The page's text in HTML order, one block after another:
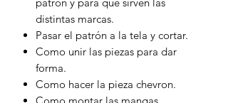
distintas marcas.
Pasar el patrón a la tela y cortar.
Como unir las piezas para dar
forma.
Como hacer la pieza chevron.